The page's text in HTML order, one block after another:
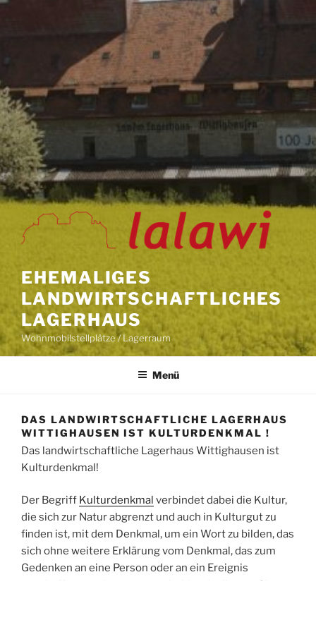
EHEMALIGES
LANDWIRTSCHAFTLICHES
LAGERHAUS
Wohnmobilstellplätze / Lagerraum
Menü
DAS LANDWIRTSCHAFTLICHE LAGERHAUS
WITTIGHAUSEN IST KULTURDENKMAL !
Das landwirtschaftliche Lagerhaus Wittighausen ist
Kulturdenkmal!
Der Begriff Kulturdenkmal verbindet dabei die Kultur,
die sich zur Natur abgrenzt und auch in Kulturgut zu
finden ist, mit dem Denkmal, um ein Wort zu bilden, das
sich ohne weitere Erklärung vom Denkmal, das zum
Gedenken an eine Person oder an ein Ereignis
geschaffen wurde, zu unterscheiden. In diesem Sinn